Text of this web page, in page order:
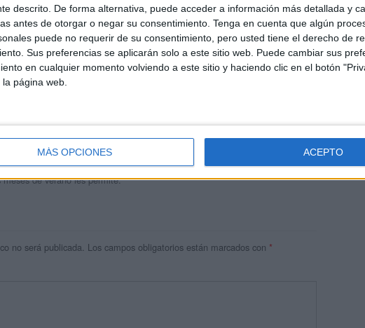
descrito. De forma alternativa, puede acceder a información más detallada y
antes de otorgar o negar su consentimiento. Tenga en cuenta que algún
puede no requerir de su consentimiento, pero usted tiene el derecho de
Sus preferencias se aplicarán solo a este sitio web. Puede cambiar sus
en cualquier momento volviendo a este sitio y haciendo clic en el botón
página web.
MÁS OPCIONES ACEPTO
no es solo un blog, es la apuesta personal de dos profesores Ginés y
de ser pareja, son los encargados de los contenidos que encontramos
el cual, vuelcan la mayor parte del tiempo, que sus tareas como docentes, y
de verano les permite.
no será publicada. Los campos obligatorios están marcados con *